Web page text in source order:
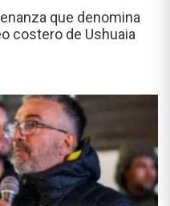
que denomina
costero de Ushuaia